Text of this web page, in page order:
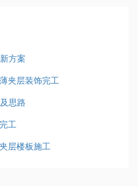
方案
夹层装饰完工
思路
工
层楼板施工